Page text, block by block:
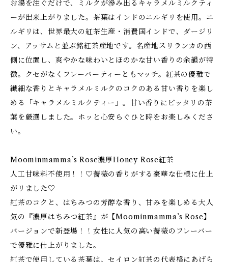
お湯を注ぐだけで、ミルクが滲み出るキャラメルミルクティ
ーが出来上がりました。茶葉はインドのニルギリを使⽤。ニ
ルギリは、世界最⼤の紅茶⽣産・消費国インドで、ダージリ
ン、アッサムと並ぶ銘紅茶産地です。名産地スリランカの⻄
側に位置し、爽やかな味わいとほのかな⽢い⾹りの余韻が特
徴。クセがなくフレーバーティーともマッチ。紅茶の優雅で
繊細な⾹りとキャラメルミルクのコクのある⽢い⾹りを楽し
める「キャラメルミルクティー」。⽢い⾹りにピッタリの茶
葉を厳選しました。ホッと⼼安らぐひと時をお楽しみくださ
い。
Moominmamma’s Rose濃厚Honey Rose紅茶
人工甘味料不使用！！♡薔薇の香りがする豪華な仕様に仕上
がリました♡
紅茶のコクと、はちみつの芳醇な香り、甘みを楽しめる大人
気の『濃厚はちみつ紅茶』が【Moominmamma’s Rose】
バージョンで新登場！！女性に人気の高い薔薇のフレーバー
で優雅に仕上がりました。
紅茶で使用している茶葉は、セイロン紅茶の代表格にあげら